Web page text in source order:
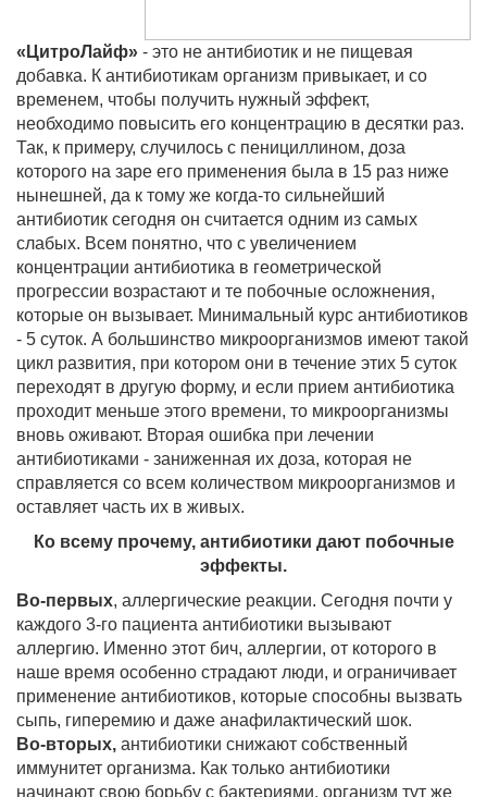
«ЦитроЛайф» - это не антибиотик и не пищевая
добавка. К антибиотикам организм привыкает, и со
временем, чтобы получить нужный эффект,
необходимо повысить его концентрацию в десятки раз.
Так, к примеру, случилось с пенициллином, доза
которого на заре его применения была в 15 раз ниже
нынешней, да к тому же когда-то сильнейший
антибиотик сегодня он считается одним из самых
слабых. Всем понятно, что с увеличением
концентрации антибиотика в геометрической
прогрессии возрастают и те побочные осложнения,
которые он вызывает. Минимальный курс антибиотиков
- 5 суток. А большинство микроорганизмов имеют такой
цикл развития, при котором они в течение этих 5 суток
переходят в другую форму, и если прием антибиотика
проходит меньше этого времени, то микроорганизмы
вновь оживают. Вторая ошибка при лечении
антибиотиками - заниженная их доза, которая не
справляется со всем количеством микроорганизмов и
оставляет часть их в живых.
Ко всему прочему, антибиотики дают побочные
эффекты.
Во-первых, аллергические реакции. Сегодня почти у
каждого 3-го пациента антибиотики вызывают
аллергию. Именно этот бич, аллергии, от которого в
наше время особенно страдают люди, и ограничивает
применение антибиотиков, которые способны вызвать
сыпь, гиперемию и даже анафилактический шок.
Во-вторых, антибиотики снижают собственный
иммунитет организма. Как только антибиотики
начинают свою борьбу с бактериями, организм тут же